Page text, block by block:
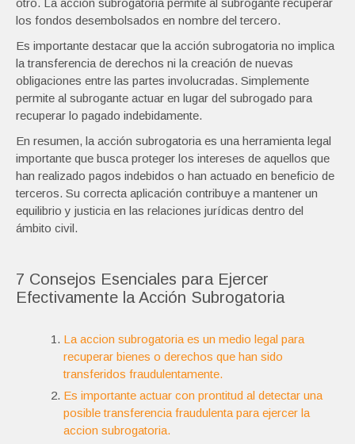
otro. La acción subrogatoria permite al subrogante recuperar
los fondos desembolsados en nombre del tercero.
Es importante destacar que la acción subrogatoria no implica
la transferencia de derechos ni la creación de nuevas
obligaciones entre las partes involucradas. Simplemente
permite al subrogante actuar en lugar del subrogado para
recuperar lo pagado indebidamente.
En resumen, la acción subrogatoria es una herramienta legal
importante que busca proteger los intereses de aquellos que
han realizado pagos indebidos o han actuado en beneficio de
terceros. Su correcta aplicación contribuye a mantener un
equilibrio y justicia en las relaciones jurídicas dentro del
ámbito civil.
7 Consejos Esenciales para Ejercer
Efectivamente la Acción Subrogatoria
La accion subrogatoria es un medio legal para
recuperar bienes o derechos que han sido
transferidos fraudulentamente.
Es importante actuar con prontitud al detectar una
posible transferencia fraudulenta para ejercer la
accion subrogatoria.